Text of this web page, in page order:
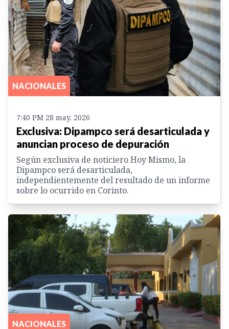
NACIONALES
7:40 PM 28 may. 2026
Exclusiva: Dipampco será desarticulada y
anuncian proceso de depuración
Según exclusiva de noticiero Hoy Mismo, la
Dipampco será desarticulada,
independientemente del resultado de un informe
sobre lo ocurrido en Corinto.
NACIONALES